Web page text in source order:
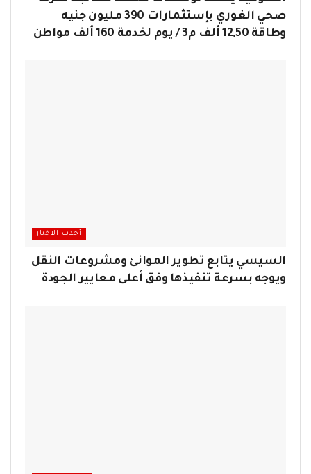
صحي الغوري بإستثمارات 390 مليون جنيه
وطاقة 12,50 ألف م3 / يوم لخدمة 160 ألف مواطن
أحدث الاخبار
السيسي يتابع تطوير الموانئ ومشروعات النقل
ويوجه بسرعة تنفيذها وفق أعلى معايير الجودة